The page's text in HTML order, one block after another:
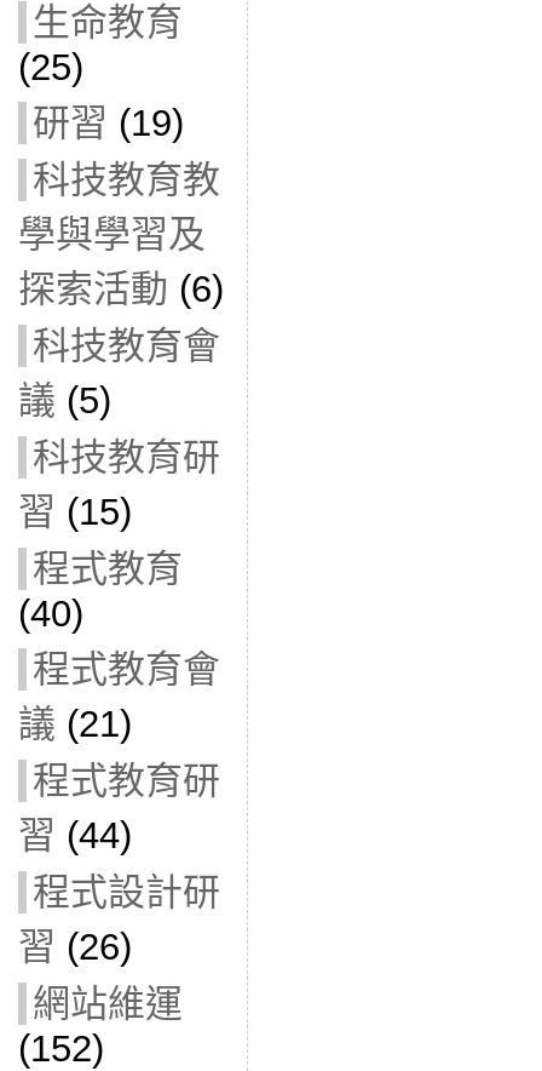
生命教育
(25)
研習 (19)
科技教育教
學與學習及
探索活動 (6)
科技教育會
議 (5)
科技教育研
習 (15)
程式教育
(40)
程式教育會
議 (21)
程式教育研
習 (44)
程式設計研
習 (26)
網站維運
(152)